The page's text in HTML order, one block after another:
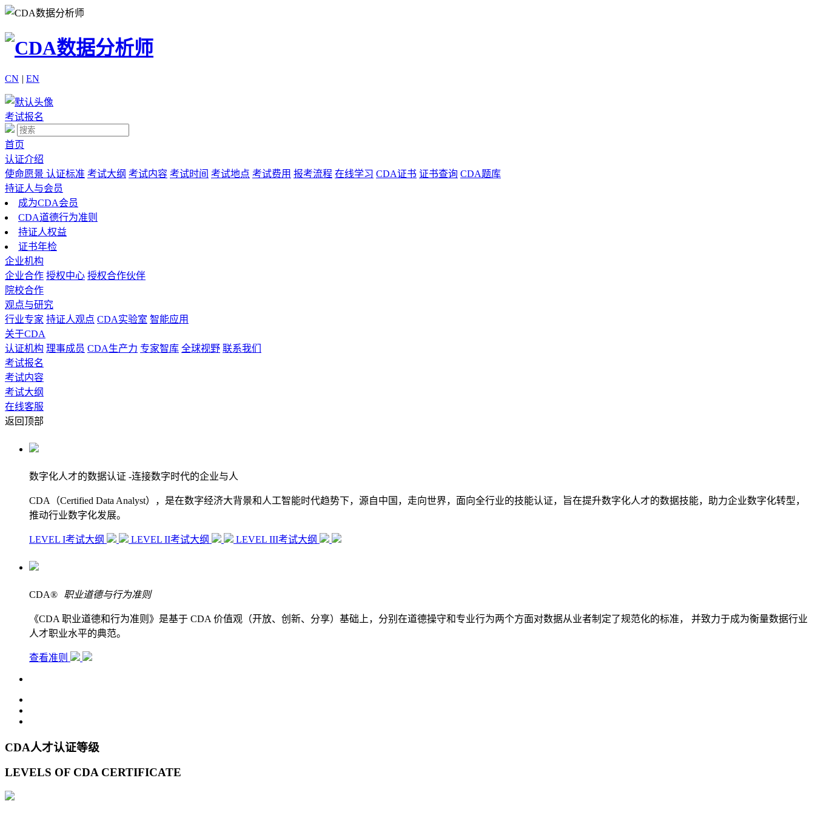
CN | EN
考试报名
首页
认证介绍
使命愿景 认证标准 考试大纲 考试内容 考试时间 考试地点 考试费用 报考流程 在线学习 CDA证书 证书查询 CDA题库
持证人与会员
成为CDA会员
CDA道德行为准则
持证人权益
证书年检
企业机构
企业合作 授权中心 授权合作伙伴
院校合作
观点与研究
行业专家 持证人观点 CDA实验室 智能应用
关于CDA
认证机构 理事成员 CDA生产力 专家智库 全球视野 联系我们
考试报名
考试内容
考试大纲
在线客服
返回顶部
数字化人才的数据认证 -连接数字时代的企业与人
CDA（Certified Data Analyst），是在数字经济大背景和人工智能时代趋势下，源自中国，走向世界，面向全行业的技能认证，旨在提升数字化人才的数据技能，助力企业数字化转型，
推动行业数字化发展。
LEVEL I考试大纲 LEVEL II考试大纲 LEVEL III考试大纲
CDA® 职业道德与行为准则
《CDA 职业道德和行为准则》是基于 CDA 价值观（开放、创新、分享）基础上，分别在道德操守和专业行为两个方面对数据从业者制定了规范化的标准， 并致力于成为衡量数据行业
人才职业水平的典范。
查看准则
CDA人才认证等级
LEVELS OF CDA CERTIFICATE